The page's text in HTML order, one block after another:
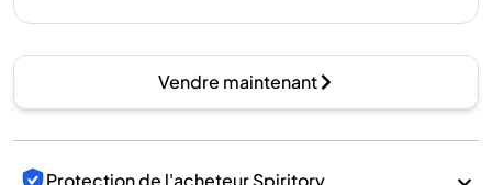
Vendre maintenant
Protection de l'acheteur Spiritory